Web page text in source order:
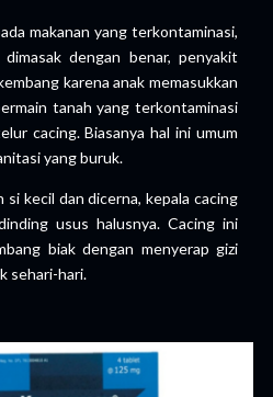
makanan yang terkontaminasi,
dengan benar, penyakit
karena anak memasukkan
tanah yang terkontaminasi
cacing. Biasanya hal ini umum
yang buruk.
si kecil dan dicerna, kepala cacing
usus halusnya. Cacing ini
biak dengan menyerap gizi
sehari-hari.